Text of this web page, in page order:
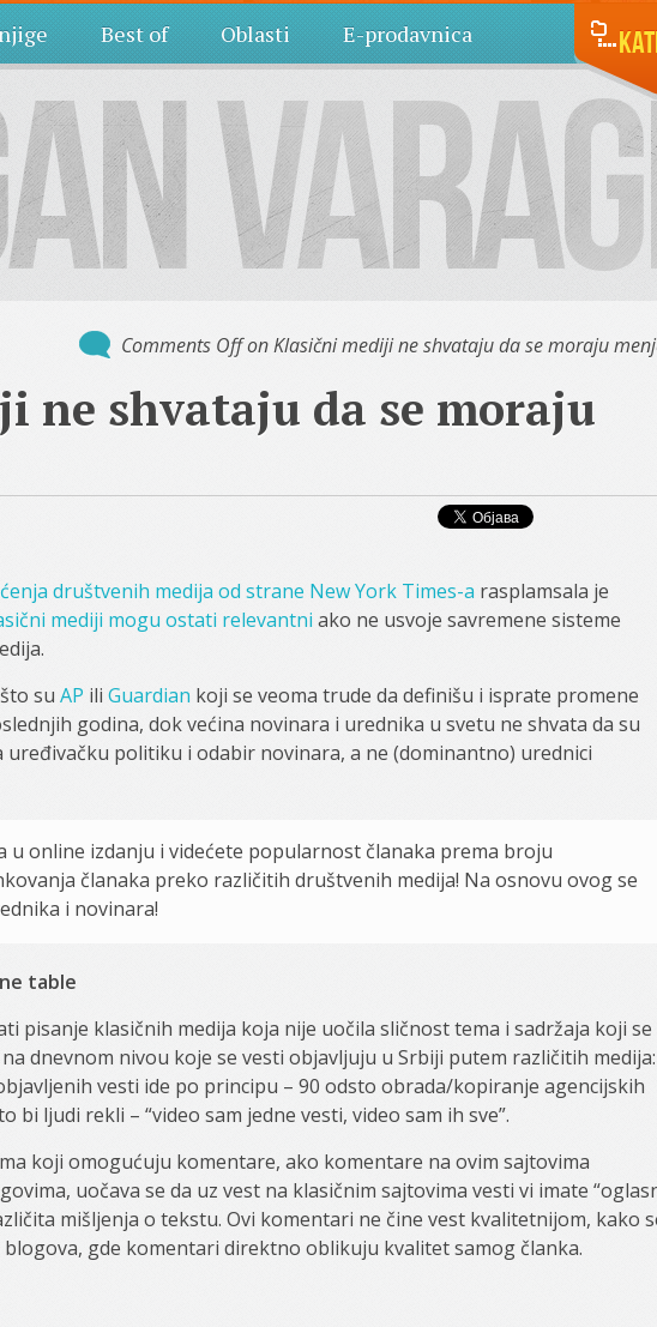
Best of Oblasti E-prodavnica
Comments Offon Klasični mediji ne shvataju da se moraju
ne shvataju da se moraju
društvenih medija od strane New York Times-a rasplamsala je
mediji mogu ostati relevantni ako ne usvoje savremene sisteme
su AP ili Guardian koji se veoma trude da definišu i isprate promene
godina, dok većina novinara i urednika u svetu ne shvata da su
politiku i odabir novinara, a ne (dominantno) urednici
online izdanju i videćete popularnost članaka prema broju
članaka preko različitih društvenih medija! Na osnovu ovog se
i novinara!
table
pisanje klasičnih medija koja nije uočila sličnost tema i sadržaja koji se
dnevnom nivou koje se vesti objavljuju u Srbiji putem različitih
vesti ide po principu – 90 odsto obrada/kopiranje agencijskih
bi ljudi rekli – “video sam jedne vesti, video sam ih sve”.
koji omogućuju komentare, ako komentare na ovim sajtovima
uočava se da uz vest na klasičnim sajtovima vesti vi imate
mišljenja o tekstu. Ovi komentari ne čine vest kvalitetnijom, kako
gde komentari direktno oblikuju kvalitet samog članka.